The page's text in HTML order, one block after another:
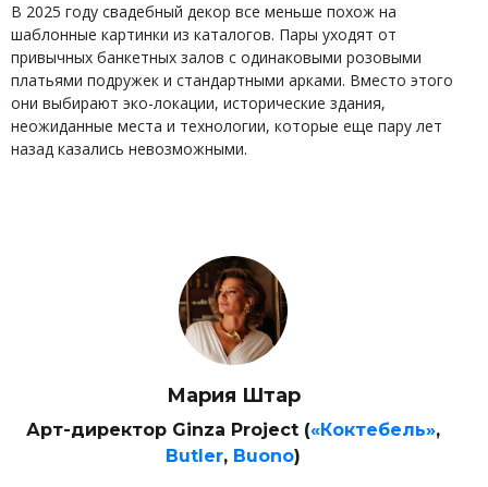
В 2025 году свадебный декор все меньше похож на
шаблонные картинки из каталогов. Пары уходят от
привычных банкетных залов с одинаковыми розовыми
платьями подружек и стандартными арками. Вместо этого
они выбирают эко-локации, исторические здания,
неожиданные места и технологии, которые еще пару лет
назад казались невозможными.
Мария Штар
Арт-директор Ginza Project («Коктебель»,
Butler, Buono)